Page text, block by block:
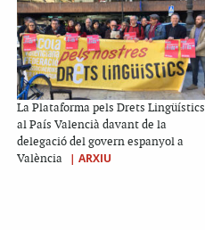
La Plataforma pels Drets Lingüístics
al País Valencià davant de la
delegació del govern espanyol a
València
| ARXIU